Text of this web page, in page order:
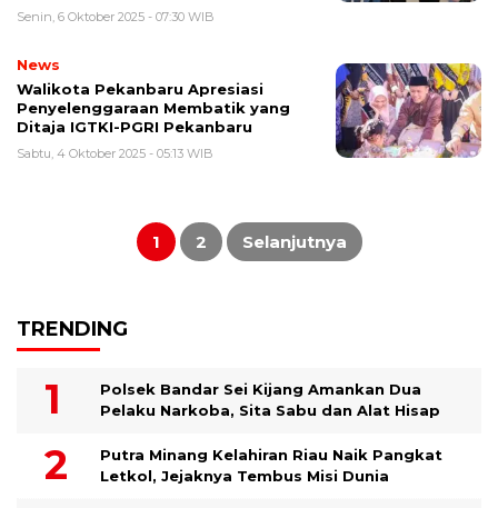
Senin, 6 Oktober 2025 - 07:30 WIB
News
Walikota Pekanbaru Apresiasi
Penyelenggaraan Membatik yang
Ditaja IGTKI-PGRI Pekanbaru
Sabtu, 4 Oktober 2025 - 05:13 WIB
Paginasi
1 2 Selanjutnya
TRENDING
Polsek Bandar Sei Kijang Amankan Dua
Pelaku Narkoba, Sita Sabu dan Alat Hisap
Putra Minang Kelahiran Riau Naik Pangkat
Letkol, Jejaknya Tembus Misi Dunia